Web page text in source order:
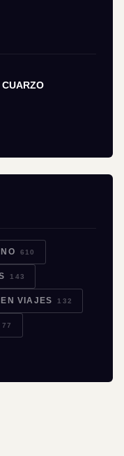
CUARZO
610
143
VIAJES 132
77